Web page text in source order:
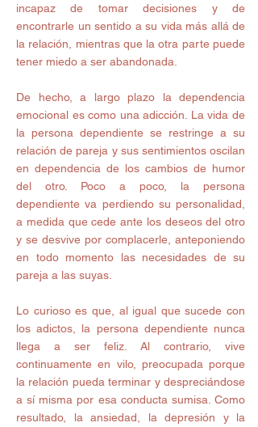
incapaz de tomar decisiones y de
encontrarle un sentido a su vida más allá de
la relación, mientras que la otra parte puede
tener miedo a ser abandonada.
De hecho, a largo plazo la dependencia
emocional es como una adicción. La vida de
la persona dependiente se restringe a su
relación de pareja y sus sentimientos oscilan
en dependencia de los cambios de humor
del otro. Poco a poco, la persona
dependiente va perdiendo su personalidad,
a medida que cede ante los deseos del otro
y se desvive por complacerle, anteponiendo
en todo momento las necesidades de su
pareja a las suyas.
Lo curioso es que, al igual que sucede con
los adictos, la persona dependiente nunca
llega a ser feliz. Al contrario, vive
continuamente en vilo, preocupada porque
la relación pueda terminar y despreciándose
a sí misma por esa conducta sumisa. Como
resultado, la ansiedad, la depresión y la